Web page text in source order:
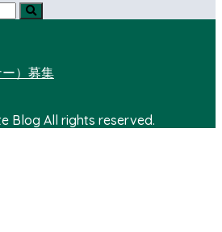
）募集
Blog All rights reserved.